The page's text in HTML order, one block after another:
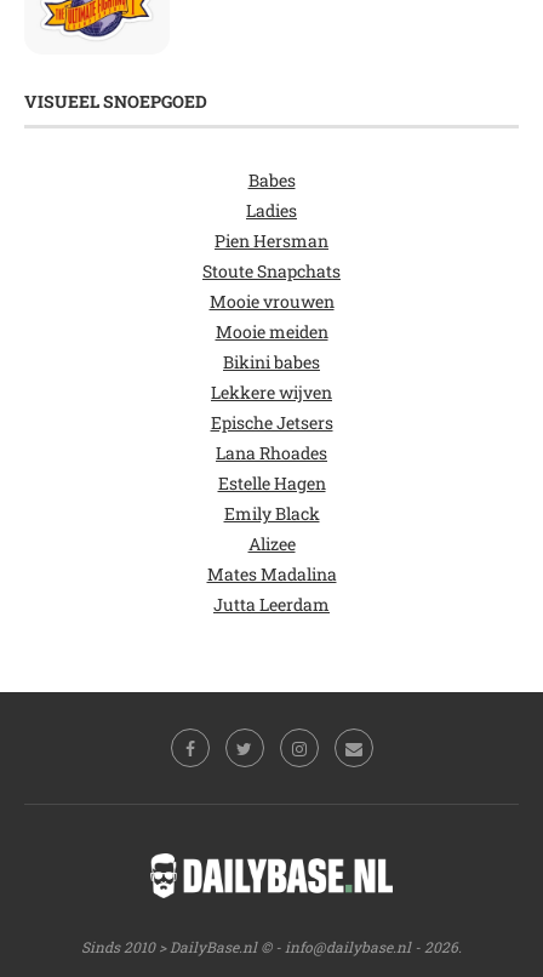
VISUEEL SNOEPGOED
Babes
Ladies
Pien Hersman
Stoute Snapchats
Mooie vrouwen
Mooie meiden
Bikini babes
Lekkere wijven
Epische Jetsers
Lana Rhoades
Estelle Hagen
Emily Black
Alizee
Mates Madalina
Jutta Leerdam
Sinds 2010 > DailyBase.nl © - info@dailybase.nl- 2026.